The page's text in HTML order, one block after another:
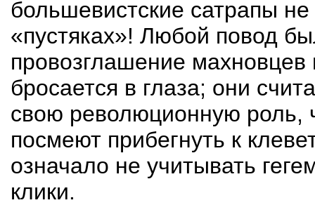
большевистские сатрапы
«пустяках»! Любой повод
провозглашение махновцев
бросается в глаза; они
свою революционную роль,
посмеют прибегнуть к
означало не учитывать
клики.